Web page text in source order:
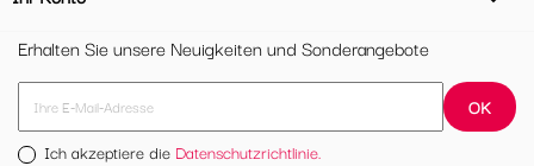
Erhalten Sie unsere Neuigkeiten und Sonderangebote
Ich akzeptiere die Datenschutzrichtlinie.